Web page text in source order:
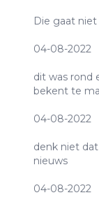
Die gaat
04-08-2022
dit was rond
bekent te
04-08-2022
denk niet
nieuws
04-08-2022